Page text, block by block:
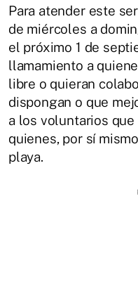
Para atender este
de miércoles a
el próximo 1 de
llamamiento a
libre o quieran
dispongan o que
a los voluntarios
quienes, por sí
playa.